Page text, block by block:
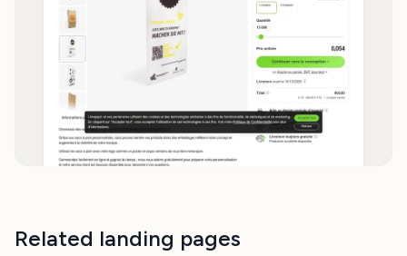
Related landing pages